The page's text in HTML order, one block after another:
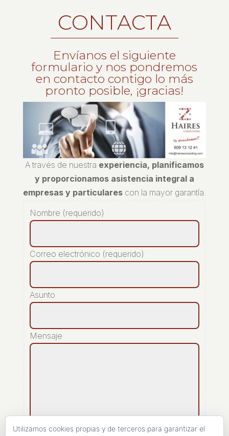
CONTACTA
Envíanos el siguiente
formulario y nos pondremos
en contacto contigo lo más
pronto posible, ¡gracias!
A través de nuestra experiencia, planificamos
y proporcionamos asistencia integral a
empresas y particularescon la mayor garantía.
Nombre (requerido)
Correo electrónico (requerido)
Asunto
Mensaje
Utilizamos cookies propias y de terceros para garantizar el